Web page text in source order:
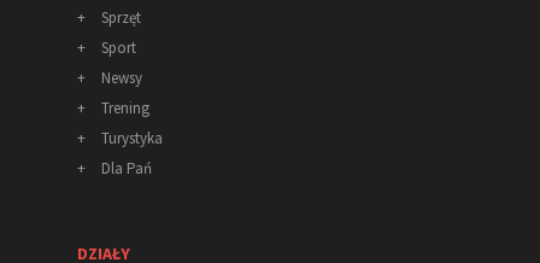
+
Sprzęt
+
Sport
+
Newsy
+
Trening
+
Turystyka
+
Dla Pań
DZIAŁY